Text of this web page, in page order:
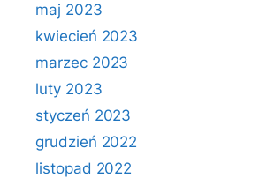
maj 2023
kwiecień 2023
marzec 2023
luty 2023
styczeń 2023
grudzień 2022
listopad 2022